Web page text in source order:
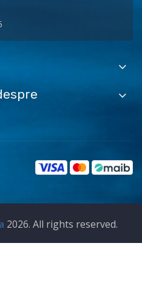
2026. All rights reserved.